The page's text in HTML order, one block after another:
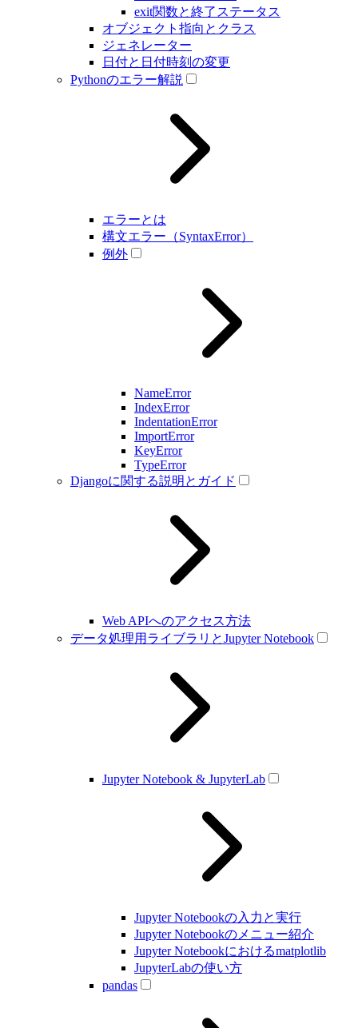
exit関数と終了ステータス
オブジェクト指向とクラス
ジェネレーター
日付と日付時刻の変更
Pythonのエラー解説
エラーとは
構文エラー（SyntaxError）
例外
NameError
IndexError
IndentationError
ImportError
KeyError
TypeError
Djangoに関する説明とガイド
Web APIへのアクセス方法
データ処理用ライブラリとJupyter Notebook
Jupyter Notebook & JupyterLab
Jupyter Notebookの入力と実行
Jupyter Notebookのメニュー紹介
Jupyter Notebookにおけるmatplotlib
JupyterLabの使い方
pandas